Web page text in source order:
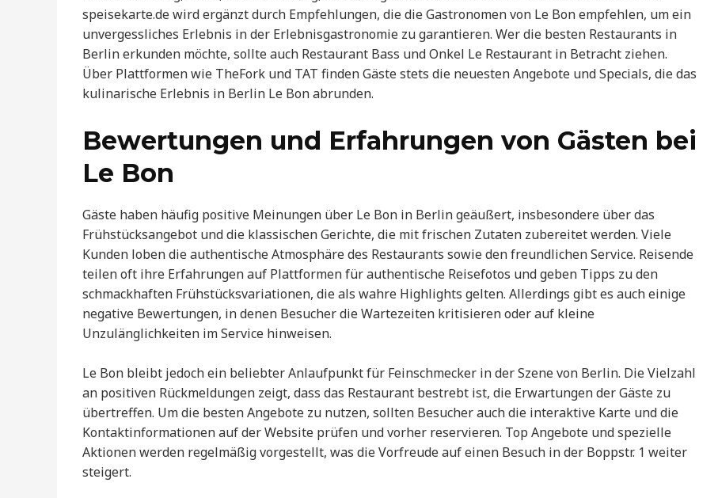
speisekarte.de wird ergänzt durch Empfehlungen, die die Gastronomen von Le Bon empfehlen, um ein
unvergessliches Erlebnis in der Erlebnisgastronomie zu garantieren. Wer die besten Restaurants in
Berlin erkunden möchte, sollte auch Restaurant Bass und Onkel Le Restaurant in Betracht ziehen.
Über Plattformen wie TheFork und TAT finden Gäste stets die neuesten Angebote und Specials, die das
kulinarische Erlebnis in Berlin Le Bon abrunden.
Bewertungen und Erfahrungen von Gästen bei
Le Bon
Gäste haben häufig positive Meinungen über Le Bon in Berlin geäußert, insbesondere über das
Frühstücksangebot und die klassischen Gerichte, die mit frischen Zutaten zubereitet werden. Viele
Kunden loben die authentische Atmosphäre des Restaurants sowie den freundlichen Service. Reisende
teilen oft ihre Erfahrungen auf Plattformen für authentische Reisefotos und geben Tipps zu den
schmackhaften Frühstücksvariationen, die als wahre Highlights gelten. Allerdings gibt es auch einige
negative Bewertungen, in denen Besucher die Wartezeiten kritisieren oder auf kleine
Unzulänglichkeiten im Service hinweisen.
Le Bon bleibt jedoch ein beliebter Anlaufpunkt für Feinschmecker in der Szene von Berlin. Die Vielzahl
an positiven Rückmeldungen zeigt, dass das Restaurant bestrebt ist, die Erwartungen der Gäste zu
übertreffen. Um die besten Angebote zu nutzen, sollten Besucher auch die interaktive Karte und die
Kontaktinformationen auf der Website prüfen und vorher reservieren. Top Angebote und spezielle
Aktionen werden regelmäßig vorgestellt, was die Vorfreude auf einen Besuch in der Boppstr. 1 weiter
steigert.